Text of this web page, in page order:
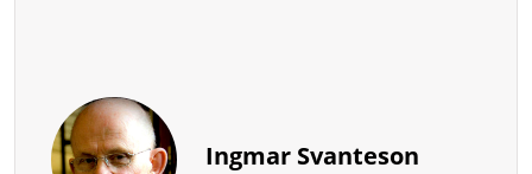
Ingmar Svanteson